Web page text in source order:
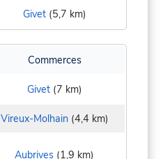
Givet(5,7 km)
Commerces
Givet(7 km)
Vireux-Molhain(4,4 km)
Aubrives (1,9 km)